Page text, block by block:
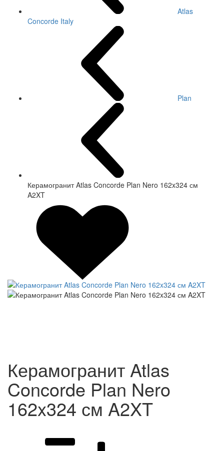
Atlas
Concorde Italy
Plan
Керамогранит Atlas Concorde Plan Nero 162x324 см
A2XT
Керамогранит Atlas
Concorde Plan Nero
162x324 см A2XT